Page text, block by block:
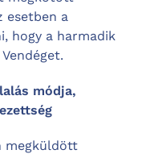
esetben a
hogy a harmadik
módja,
megküldött